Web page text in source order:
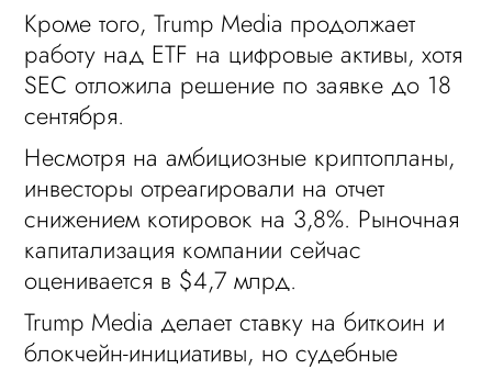
Кроме того, Trump Media продолжает
работу над ETF на цифровые активы, хотя
SEC отложила решение по заявке до 18
сентября.
Несмотря на амбициозные криптопланы,
инвесторы отреагировали на отчет
снижением котировок на 3,8%. Рыночная
капитализация компании сейчас
оценивается в $4,7 млрд.
Trump Media делает ставку на биткоин и
блокчейн-инициативы, но судебные